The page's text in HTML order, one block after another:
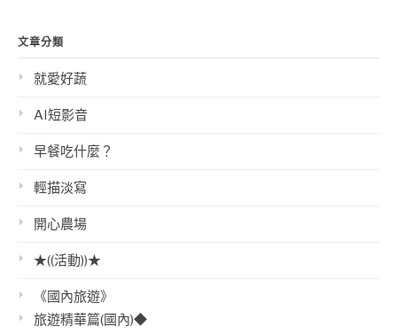
文章分類
就愛好蔬
AI短影音
早餐吃什麼？
輕描淡寫
開心農場
★((活動))★
《國內旅遊》
旅遊精華篇(國內)◆